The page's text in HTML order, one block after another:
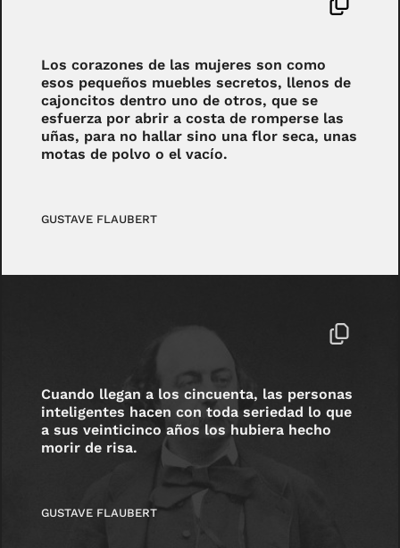
Los corazones de las mujeres son como
esos pequeños muebles secretos, llenos de
cajoncitos dentro uno de otros, que se
esfuerza por abrir a costa de romperse las
uñas, para no hallar sino una flor seca, unas
motas de polvo o el vacío.
GUSTAVE FLAUBERT
Cuando llegan a los cincuenta, las personas
inteligentes hacen con toda seriedad lo que
a sus veinticinco años los hubiera hecho
morir de risa.
GUSTAVE FLAUBERT